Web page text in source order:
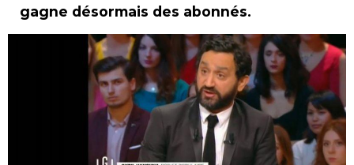
gagne désormais des abonnés.